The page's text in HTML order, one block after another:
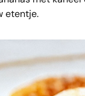
etentje.